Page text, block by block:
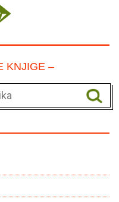
KNJIGE –